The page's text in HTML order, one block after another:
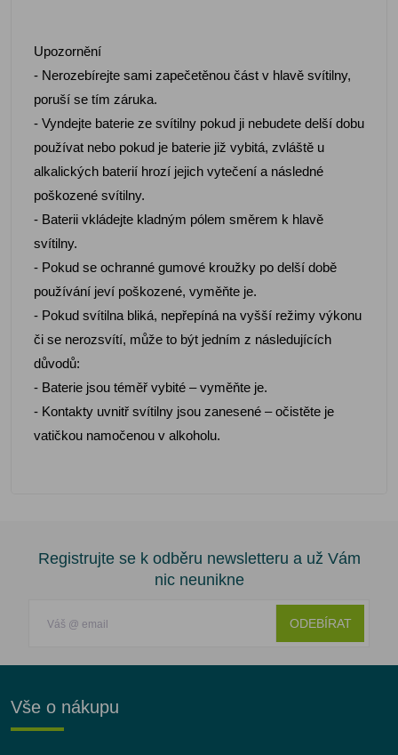
Upozornění
- Nerozebírejte sami zapečetěnou část v hlavě svítilny,
poruší se tím záruka.
- Vyndejte baterie ze svítilny pokud ji nebudete delší dobu
používat nebo pokud je baterie již vybitá, zvláště u
alkalických baterií hrozí jejich vytečení a následné
poškozené svítilny.
- Baterii vkládejte kladným pólem směrem k hlavě
svítilny.
- Pokud se ochranné gumové kroužky po delší době
používání jeví poškozené, vyměňte je.
- Pokud svítilna bliká, nepřepíná na vyšší režimy výkonu
či se nerozsvítí, může to být jedním z následujících
důvodů:
- Baterie jsou téměř vybité – vyměňte je.
- Kontakty uvnitř svítilny jsou zanesené – očistěte je
vatičkou namočenou v alkoholu.
Registrujte se k odběru newsletteru a už Vám
nic neunikne
ODEBÍRAT
Vše o nákupu